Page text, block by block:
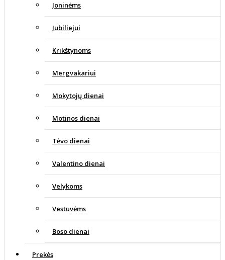
Joninėms
Jubiliejui
Krikštynoms
Mergvakariui
Mokytojų dienai
Motinos dienai
Tėvo dienai
Valentino dienai
Velykoms
Vestuvėms
Boso dienai
Prekės